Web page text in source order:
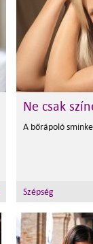
Ne csak
A bőrápoló
Szépség